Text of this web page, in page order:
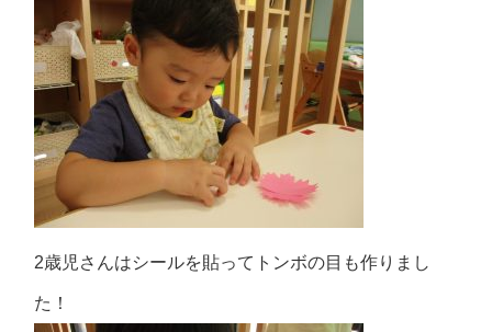
2歳児さんはシールを貼ってトンボの目も作りまし
た！